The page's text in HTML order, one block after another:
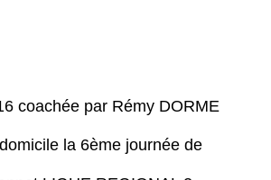
coachée par Rémy DORME
la 6ème journée de